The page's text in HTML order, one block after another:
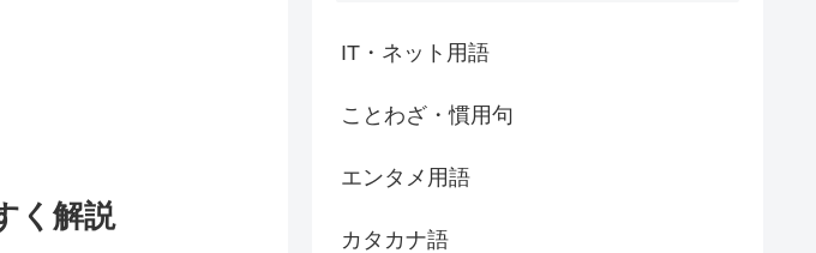
く解説
IT・ネット用語
ことわざ・慣用句
エンタメ用語
カタカナ語